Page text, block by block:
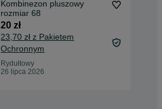
Kombinezon pluszowy
rozmiar 68
20 zł
23,70 zł z Pakietem
Ochronnym
Rydułtowy
26 lipca 2026